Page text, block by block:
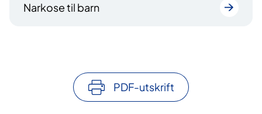
Narkose til barn
PDF-utskrift